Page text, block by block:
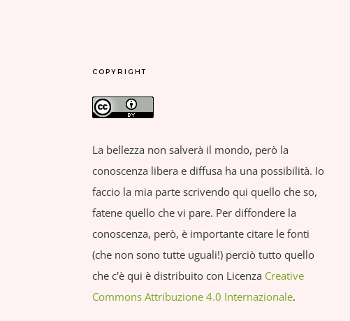
COPYRIGHT
La bellezza non salverà il mondo, però la
conoscenza libera e diffusa ha una possibilità. Io
faccio la mia parte scrivendo qui quello che so,
fatene quello che vi pare. Per diffondere la
conoscenza, però, è importante citare le fonti
(che non sono tutte uguali!) perciò tutto quello
che c'è qui è distribuito con Licenza Creative
Commons Attribuzione 4.0 Internazionale.